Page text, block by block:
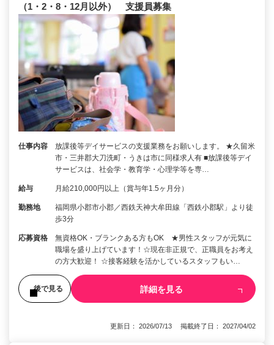
（1・2・8・12月以外） 支援員募集
仕事内容
放課後等デイサービスの支援業務をお願いします。 ★久留米
市・三井郡大刀洗町・うきは市に同様求人有 ■放課後等デイ
サービスは、社会学・教育学・心理学等を専…
給与 月給210,000円以上（賞与年1.5ヶ月分）
勤務地
福岡県小郡市小郡／西鉄天神大牟田線「西鉄小郡駅」より徒
歩3分
応募資格
無資格OK・ブランクある方もOK ★男性スタッフが元気に
職場を盛り上げています！☆現在非正規で、正職員をお考え
の方大歓迎！ ☆接客経験を活かしているスタッフもい…
後で見る 詳細を見る
更新日： 2026/07/13 掲載終了日： 2027/04/02